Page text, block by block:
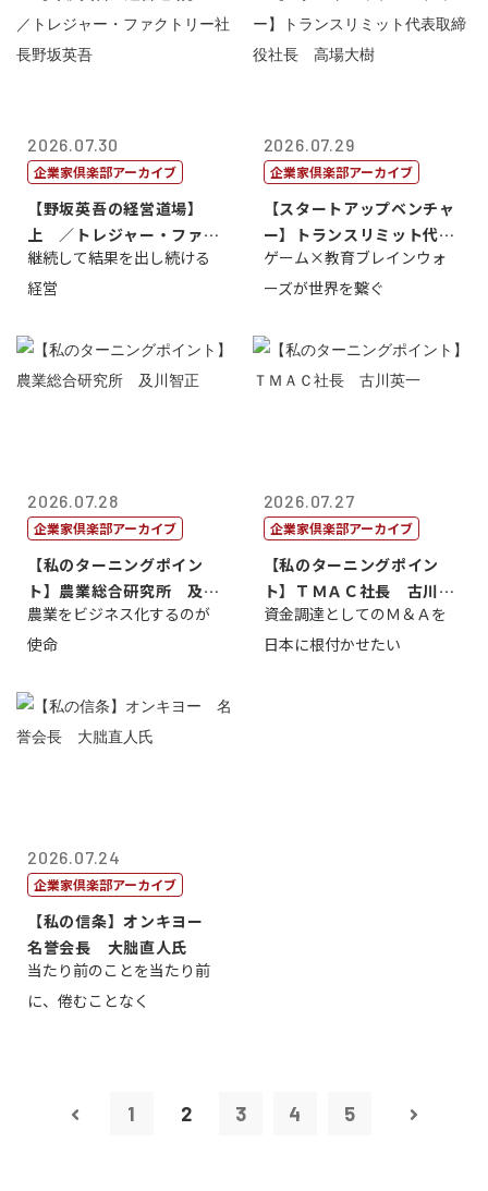
2026.07.30
企業家倶楽部アーカイブ
【野坂英吾の経営道場】
上 ／トレジャー・ファク
トリー社長野坂...
継続して結果を出し続ける
経営
2026.07.29
企業家倶楽部アーカイブ
【スタートアップベンチャ
ー】トランスリミット代表
取締役社長 ...
ゲーム×教育ブレインウォ
ーズが世界を繋ぐ
2026.07.28
企業家倶楽部アーカイブ
【私のターニングポイン
ト】農業総合研究所 及川
智正
農業をビジネス化するのが
使命
2026.07.27
企業家倶楽部アーカイブ
【私のターニングポイン
ト】ＴＭＡＣ社長 古川英
一
資金調達としてのＭ＆Ａを
日本に根付かせたい
2026.07.24
企業家倶楽部アーカイブ
【私の信条】オンキヨー
名誉会長 大朏直人氏
当たり前のことを当たり前
に、倦むことなく
1 2 3 4 5